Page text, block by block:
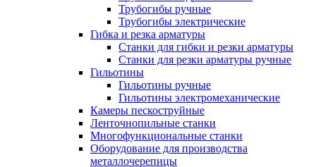
Трубогибы ручные
Трубогибы электрические
Гибка и резка арматуры
Станки для гибки и резки арматуры
Станки для резки арматуры ручные
Гильотины
Гильотины ручные
Гильотины электромеханические
Камеры пескоструйные
Ленточнопильные станки
Многофункциональные станки
Оборудование для производства
металлочерепицы